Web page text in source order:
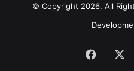
© Copyright 2026, All